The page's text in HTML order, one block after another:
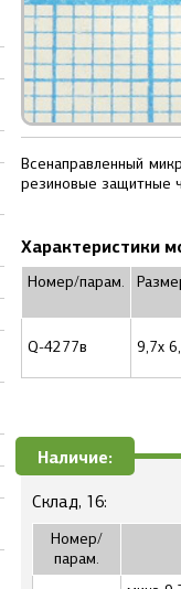
Всенаправленный
резиновые защитные
Характеристики
Номер/парам.
Q-4277в 9,7x
Наличие:
Склад, 16:
Номер/
парам.